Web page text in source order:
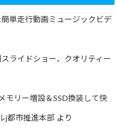
単走行動画ミュージックビデ
ライドショー、クオリティー
モリー増設＆SSD換装して快
j都市推進本部 より